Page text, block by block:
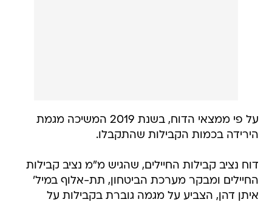
על פי ממצאי הדוח, בשנת 2019 המשיכה מגמת
הירידה בכמות הקבילות שהתקבלו.
דוח נציב קבילות החיילים, שהגיש מ"מ נציב קבילות
החיילים ומבקר מערכת הביטחון, תת-אלוף במיל'
איתן דהן, הצביע על מגמה גוברת בקבילות על